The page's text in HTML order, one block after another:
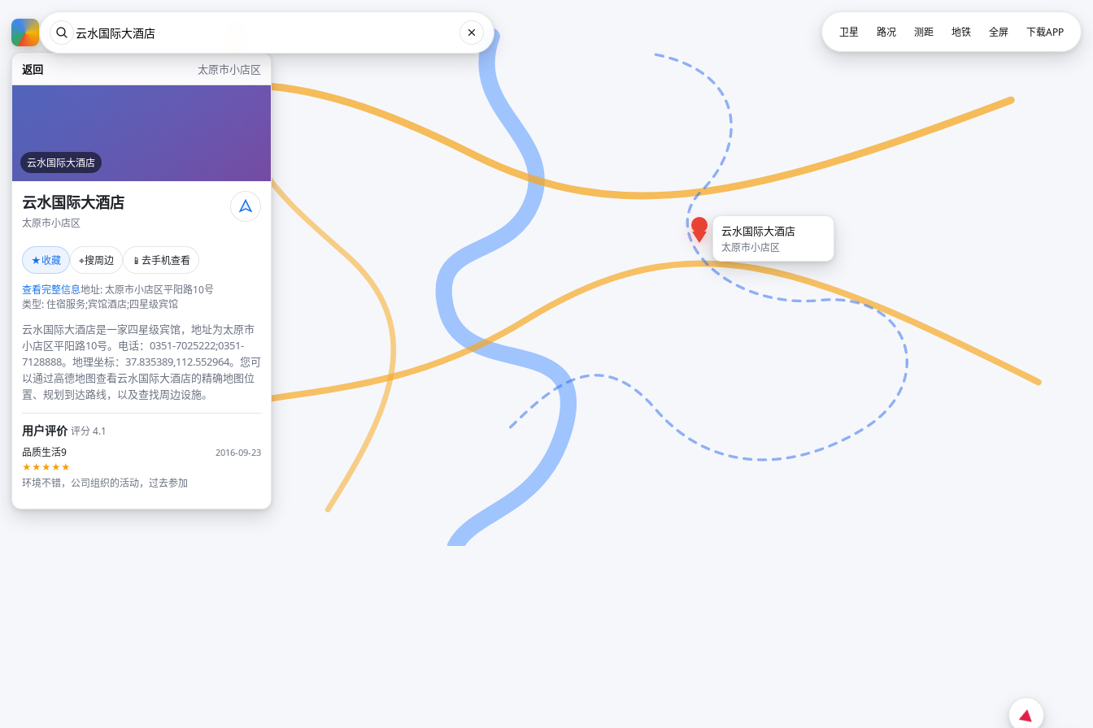
返回 太原市小店区
云水国际大酒店
云水国际大酒店
太原市小店区
★收藏 ⌖搜周边 📱 去手机查看
查看完整信息地址: 太原市小店区平阳路10号
类型: 住宿服务;宾馆酒店;四星级宾馆
云水国际大酒店是一家四星级宾馆，地址为太原市
小店区平阳路10号。电话：0351-7025222;0351-
7128888。地理坐标：37.835389,112.552964。您可
以通过高德地图查看云水国际大酒店的精确地图位
置、规划到达路线，以及查找周边设施。
用户评价评分 4.1
品质生活9
2016-09-23
★★★★★
环境不错，公司组织的活动，过去参加
云水国际大酒店
太原市小店区
卫星 路况 测距 地铁 全屏 下载APP